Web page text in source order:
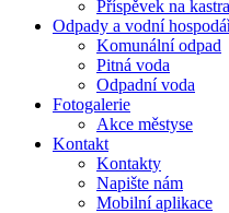
Příspěvek na
Odpady a vodní
Komunální odpad
Pitná voda
Odpadní voda
Fotogalerie
Akce městyse
Kontakt
Kontakty
Napište nám
Mobilní aplikace